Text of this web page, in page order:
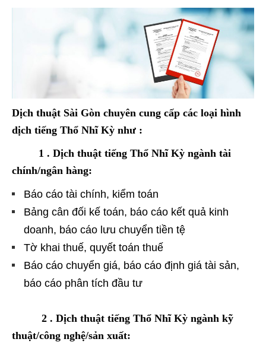
Dịch thuật Sài Gòn chuyên cung cấp các loại hình
dịch tiếng Thổ Nhĩ Kỳ như :
1 . Dịch thuật tiếng Thổ Nhĩ Kỳ ngành tài
chính/ngân hàng:
Báo cáo tài chính, kiểm toán
Bảng cân đối kế toán, báo cáo kết quả kinh
doanh, báo cáo lưu chuyển tiền tệ
Tờ khai thuế, quyết toán thuế
Báo cáo chuyển giá, báo cáo định giá tài sản,
báo cáo phân tích đầu tư
2 . Dịch thuật tiếng Thổ Nhĩ Kỳ ngành kỹ
thuật/công nghệ/sản xuất: